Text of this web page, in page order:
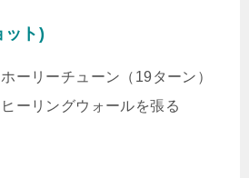
ット)
ーリーチューン（19ターン）
ーリングウォールを張る